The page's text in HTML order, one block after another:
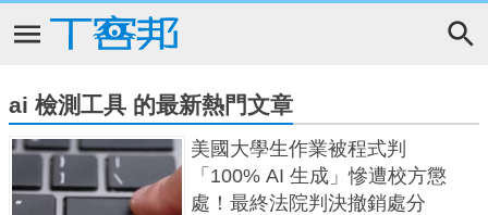
ai 檢測工具 的最新熱門文章
美國大學生作業被程式判
「100% AI 生成」慘遭校方懲
處！最終法院判決撤銷處分